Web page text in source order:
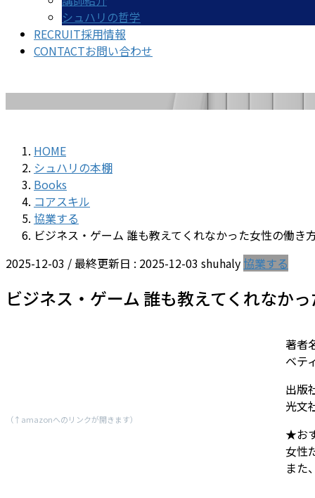
シュハリの哲学
RECRUIT採用情報
CONTACTお問い合わせ
HOME
シュハリの本棚
Books
コアスキル
協業する
ビジネス・ゲーム 誰も教えてくれなかった女性の働き
2025-12-03 / 最終更新日 : 2025-12-03 shuhaly 協業する
ビジネス・ゲーム 誰も教えてくれなか
（↑amazonへのリンクが開きます）
著者
ベテ
出版
光文
★お
女性
また